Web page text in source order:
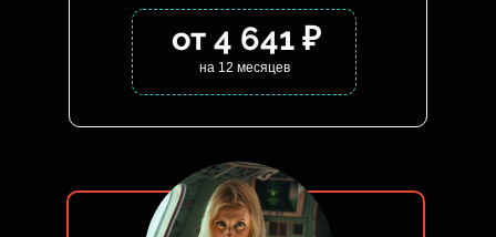
от 4 641 ₽
на 12 месяцев